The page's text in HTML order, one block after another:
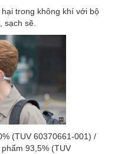
trong không khí với bộ
sạch sẽ.
(TUV 60370661-001) /
93,5% (TUV